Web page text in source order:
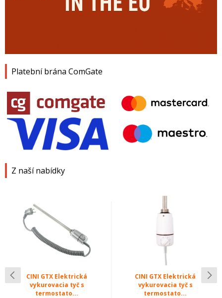
Platební brána ComGate
Z naší nabídky
CINI GTX Elektrická
vykurovacia tyč s
termostato...
CINI GTX Elektrická
vykurovacia tyč s
termostato...